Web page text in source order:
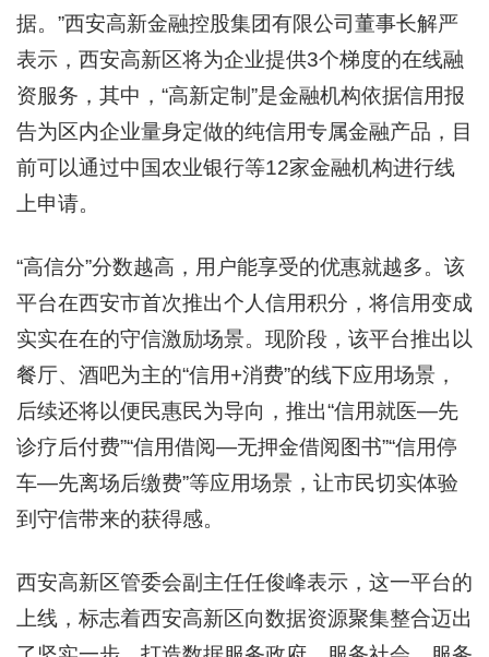
据。”西安高新金融控股集团有限公司董事长解严
表示，西安高新区将为企业提供3个梯度的在线融
资服务，其中，“高新定制”是金融机构依据信用报
告为区内企业量身定做的纯信用专属金融产品，目
前可以通过中国农业银行等12家金融机构进行线
上申请。
“高信分”分数越高，用户能享受的优惠就越多。该
平台在西安市首次推出个人信用积分，将信用变成
实实在在的守信激励场景。现阶段，该平台推出以
餐厅、酒吧为主的“信用+消费”的线下应用场景，
后续还将以便民惠民为导向，推出“信用就医—先
诊疗后付费”“信用借阅—无押金借阅图书”“信用停
车—先离场后缴费”等应用场景，让市民切实体验
到守信带来的获得感。
西安高新区管委会副主任任俊峰表示，这一平台的
上线，标志着西安高新区向数据资源聚集整合迈出